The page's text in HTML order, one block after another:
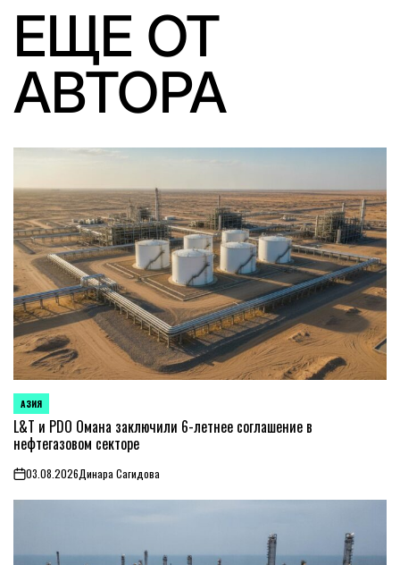
ЕЩЕ ОТ
АВТОРА
ОПУБЛИКОВАНО
В
АЗИЯ
L&T и PDO Омана заключили 6-летнее соглашение в
нефтегазовом секторе
on03.08.2026Динара Сагидова